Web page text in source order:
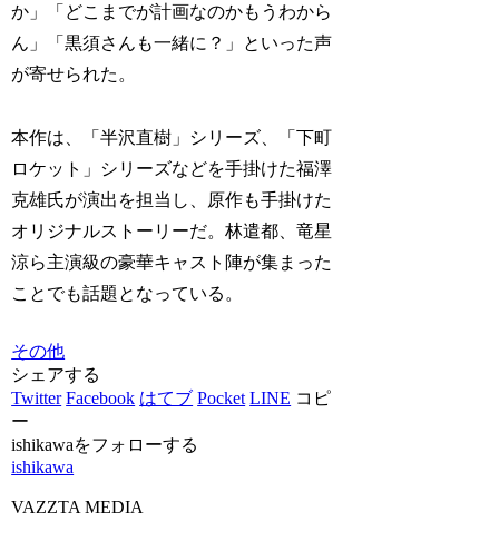
か」「どこまでが計画なのかもうわから
ん」「黒須さんも一緒に？」といった声
が寄せられた。
本作は、「半沢直樹」シリーズ、「下町
ロケット」シリーズなどを手掛けた福澤
克雄氏が演出を担当し、原作も手掛けた
オリジナルストーリーだ。林遣都、竜星
涼ら主演級の豪華キャスト陣が集まった
ことでも話題となっている。
その他
シェアする
Twitter Facebook はてブ Pocket LINE コピ
ー
ishikawaをフォローする
ishikawa
VAZZTA MEDIA